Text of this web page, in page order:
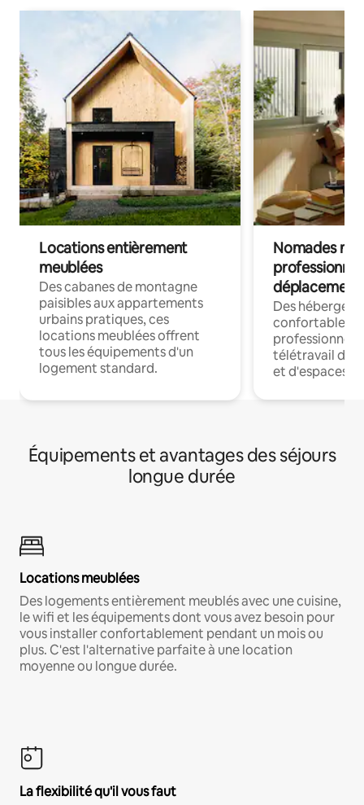
Locations entièrement
meublées
Des cabanes de montagne
paisibles aux appartements
urbains pratiques, ces
locations meublées offrent
tous les équipements d'un
logement standard.
Nomades
déplacement
Des
confortables
professionnels
télétravail
et d'espaces
Équipements et avantages des séjours
longue durée
Locations meublées
Des logements entièrement meublés avec une cuisine,
le wifi et les équipements dont vous avez besoin pour
vous installer confortablement pendant un mois ou
plus. C'est l'alternative parfaite à une location
moyenne ou longue durée.
La flexibilité qu'il vous faut